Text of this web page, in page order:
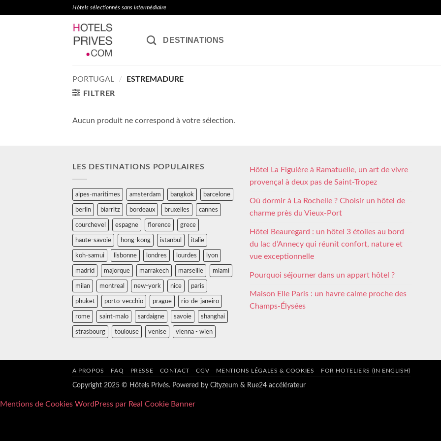
Hôtels sélectionnés sans intermédiaire
DESTINATIONS
PORTUGAL /
ESTREMADURE
FILTRER
Aucun produit ne correspond à votre sélection.
LES DESTINATIONS POPULAIRES
alpes-maritimes amsterdam bangkok barcelone
berlin biarritz bordeaux bruxelles cannes
courchevel espagne florence grece
haute-savoie hong-kong istanbul italie
koh-samui lisbonne londres lourdes lyon
madrid majorque marrakech marseille miami
milan montreal new-york nice paris
phuket porto-vecchio prague rio-de-janeiro
rome saint-malo sardaigne savoie shanghai
strasbourg toulouse venise vienna - wien
Hôtel La Figuière à Ramatuelle, un art de vivre
provençal à deux pas de Saint-Tropez
Où dormir à La Rochelle ? Choisir un hôtel de
charme près du Vieux-Port
Hôtel Beauregard : un hôtel 3 étoiles au bord
du lac d’Annecy qui réunit confort, nature et
vue exceptionnelle
Pourquoi séjourner dans un appart hôtel ?
Maison Elle Paris : un havre calme proche des
Champs-Élysées
A PROPOS FAQ PRESSE CONTACT CGV MENTIONS LÉGALES & COOKIES FOR HOTELIERS (IN ENGLISH)
Copyright 2025 © Hôtels Privés. Powered by Cityzeum & Rue24 accélérateur
Mentions de Cookies WordPress par Real Cookie Banner